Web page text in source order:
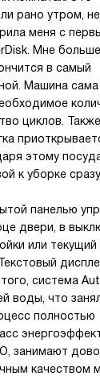
рано утром,
меня с
Мне
в самый
Машина сама
циклов.
этому
к уборке
панелью
двери, в
или текущий
система
воды, что
полностью
занимают
качеством